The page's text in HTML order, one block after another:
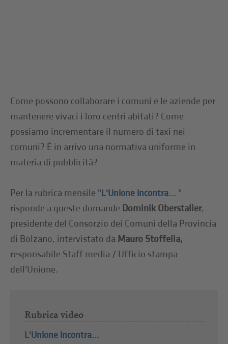
Come possono collaborare i comuni e le aziende per
mantenere vivaci i loro centri abitati? Come
possiamo incrementare il numero di taxi nei
comuni? È in arrivo una normativa uniforme in
materia di pubblicità?
Per la rubrica mensile "L'Unione incontra... "
risponde a queste domande Dominik Oberstaller,
presidente del Consorzio dei Comuni della Provincia
di Bolzano, intervistato da Mauro Stoffella,
responsabile Staff media / Ufficio stampa
dell'Unione.
Rubrica video
L'Unione incontra...